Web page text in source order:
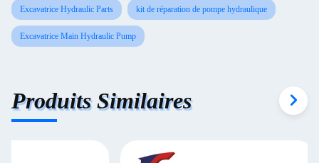
Excavatrice Hydraulic Parts kit de réparation de pompe hydraulique
Excavatrice Main Hydraulic Pump
Produits Similaires